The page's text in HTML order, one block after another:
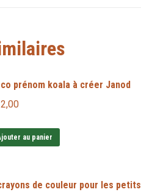
prénom koala à créer Janod
au panier
de couleur pour les petits